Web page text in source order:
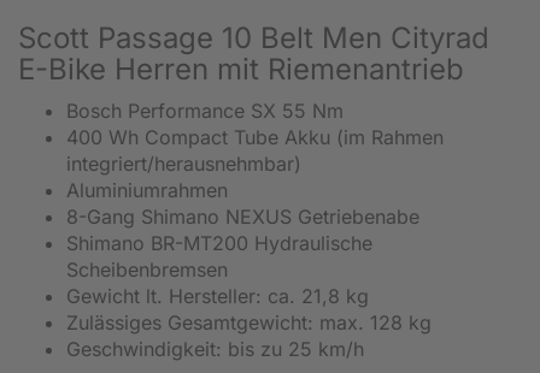
Scott Passage 10 Belt Men Cityrad
E-Bike Herren mit Riemenantrieb
Bosch Performance SX 55 Nm
400 Wh Compact Tube Akku (im Rahmen
integriert/herausnehmbar)
Aluminiumrahmen
8-Gang Shimano NEXUS Getriebenabe
Shimano BR-MT200 Hydraulische
Scheibenbremsen
Gewicht lt. Hersteller: ca. 21,8 kg
Zulässiges Gesamtgewicht: max. 128 kg
Geschwindigkeit: bis zu 25 km/h